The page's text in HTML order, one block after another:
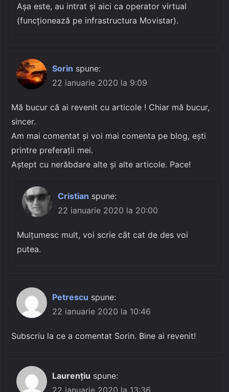
Așa este, au intrat și aici ca operator virtual
(funcționează pe infrastructura Movistar).
Sorin spune:
22 ianuarie 2020 la 9:09
Mă bucur că ai revenit cu articole ! Chiar mă bucur,
sincer.
Am mai comentat și voi mai comenta pe blog, ești
printre preferații mei.
Aștept cu nerăbdare alte și alte articole. Pace!
Cristian spune:
22 ianuarie 2020 la 20:00
Mulțumesc mult, voi scrie cât cat de des voi
putea.
Petrescu spune:
22 ianuarie 2020 la 10:46
Subscriu la ce a comentat Sorin. Bine ai revenit!
Laurențiu spune:
22 ianuarie 2020 la 13:36